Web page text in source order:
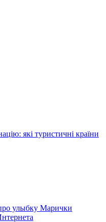
які туристичні країни
улыбку Марички